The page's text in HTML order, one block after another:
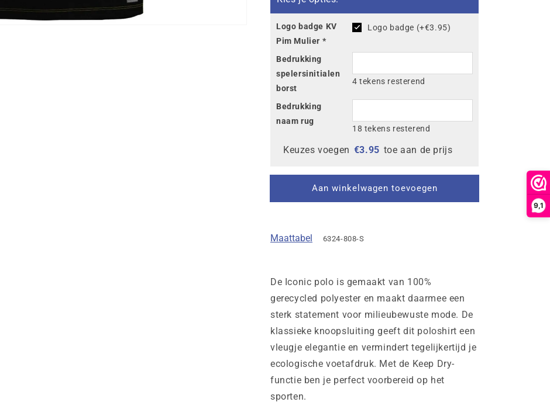
9,1
Pim
Mulier
Polo
Pim
Mulier
Polo
Logo badge KV
Pim Mulier *
Logo badge (+€3.95)
Bedrukking
spelersinitialen
borst
4 tekens resterend
Bedrukking
naam rug
18 tekens resterend
Keuzes voegen €3.95 toe aan de prijs
Aan winkelwagen toevoegen
Maattabel 6324-808-S
De Iconic polo is gemaakt van 100%
gerecycled polyester en maakt daarmee een
sterk statement voor milieubewuste mode. De
klassieke knoopsluiting geeft dit poloshirt een
vleugje elegantie en vermindert tegelijkertijd je
ecologische voetafdruk. Met de Keep Dry-
functie ben je perfect voorbereid op het
sporten.